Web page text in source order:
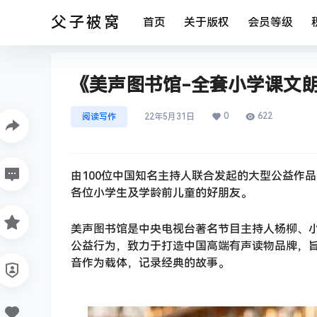
父子被窝 首页 关于版权 会员等级
《美声图书馆-全套小学课文
阅读写作 22年5月31日 0 622
由100位中国知名主持人联合发起的大型公益作
各位小学生及学龄前儿童的好朋友。
美声图书馆是中央电视台著名节目主持人杨柳、
公益行为，致力于打造中国高端有声读物品牌，
音作为载体，记录经典的故事。